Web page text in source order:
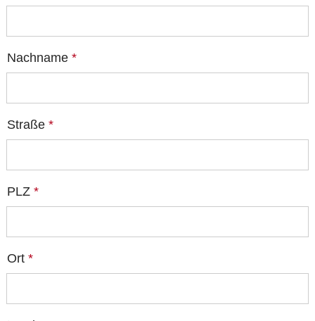
Nachname *
Straße *
PLZ *
Ort *